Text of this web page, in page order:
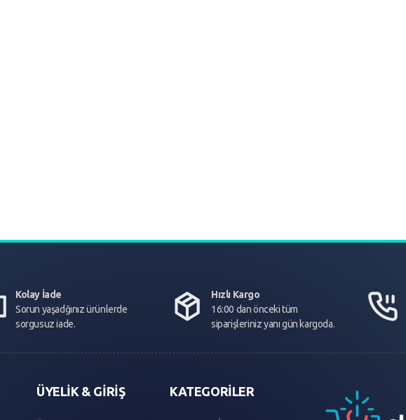
Kolay İade
Sorun yaşadğınız ürünlerde
sorgusuz iade.
Hızlı Kargo
16:00 dan önceki tüm
siparişleriniz yanı gün kargoda.
ÜYELİK & GİRİŞ KATEGORİLER